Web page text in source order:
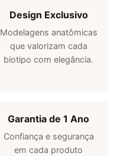
Design Exclusivo
Modelagens anatômicas
que valorizam cada
biotipo com elegância.
Garantia de 1 Ano
Confiança e segurança
em cada produto